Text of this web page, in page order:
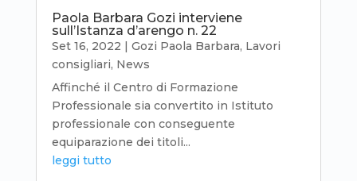
Paola Barbara Gozi interviene
sull’Istanza d’arengo n. 22
Set 16, 2022 | Gozi Paola Barbara, Lavori
consigliari, News
Affinché il Centro di Formazione
Professionale sia convertito in Istituto
professionale con conseguente
equiparazione dei titoli...
leggi tutto